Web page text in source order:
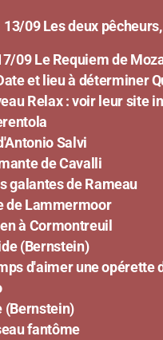
13/09 Les deux
de
Quand
Relax : voir leur site
Salvi
de Cavalli
de Rameau
de Lammermoor
une opérette de
fantôme